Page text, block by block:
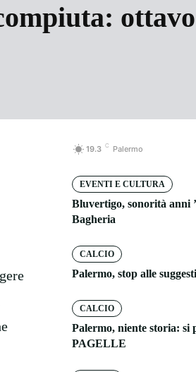
19.3 C Palermo
EVENTI E CULTURA
Bluvertigo, sonorità anni
Bagheria
CALCIO
Palermo, stop alle
CALCIO
Palermo, niente storia: si
PAGELLE